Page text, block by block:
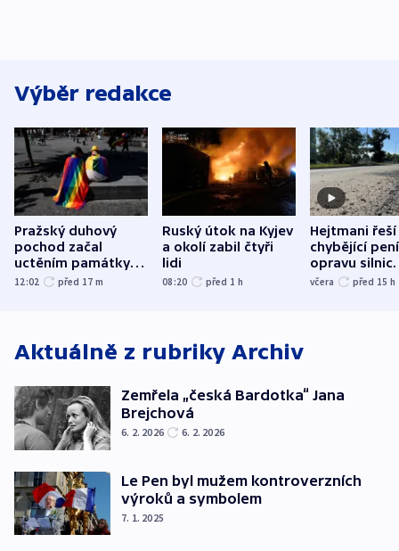
Výběr redakce
Pražský duhový
pochod začal
uctěním památky
obětí berlínského
12:02 před 17 m
Ruský útok na Kyjev
a okolí zabil čtyři
lidi
08:20 před 1 h
Hejtmani řeší
chybějící
opravu silnic.
nenárokové,
včera před 15 h
Aktuálně z rubriky Archiv
Zemřela „česká Bardotka“ Jana
Brejchová
6. 2. 2026 6. 2. 2026
Le Pen byl mužem kontroverzních
výroků a symbolem
7. 1. 2025